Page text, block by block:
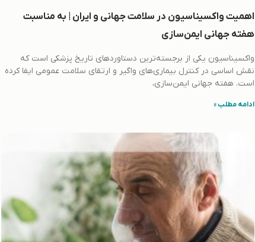
اهمیت واکسیناسیون در سلامت جهانی و ایران | به مناسبت
هفته جهانی ایمن‌سازی
واکسیناسیون یکی از برجسته‌ترین دستاوردهای تاریخ پزشکی است که
نقش اساسی در کنترل بیماری‌های واگیر و ارتقای سلامت عمومی ایفا کرده
است. هفته جهانی ایمن‌سازی،
ادامه مطلب »